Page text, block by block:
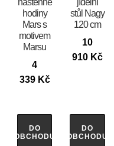
nástěnné
hodiny
Mars s
motivem
Marsu
4
339 Kč
DO
OBCHODU
jídelní
stůl Nagy
120 cm
10
910 Kč
DO
OBCHODU